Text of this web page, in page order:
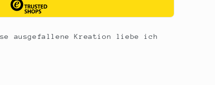
ausgefallene Kreation liebe ich